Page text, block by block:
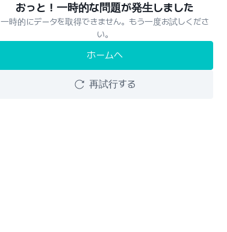
おっと！一時的な問題が発生しました
一時的にデータを取得できません。もう一度お試しくださ
い。
ホームへ
再試行する